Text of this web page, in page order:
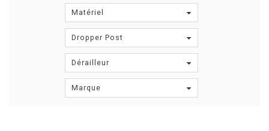
Matériel
Dropper Post
Dérailleur
Marque